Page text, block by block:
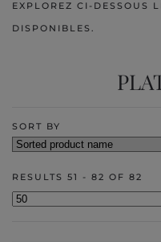
EXPLOREZ CI-DESSOUS
DISPONIBLES.
SORT BY
RESULTS 51 - 82 OF 82